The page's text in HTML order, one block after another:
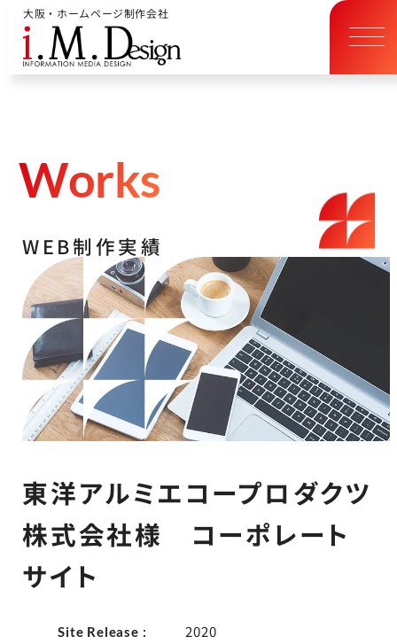
大阪・ホームページ制作会社
Works
WEB制作実績
東洋アルミエコープロダクツ
株式会社様 コーポレート
サイト
Site Release : 2020